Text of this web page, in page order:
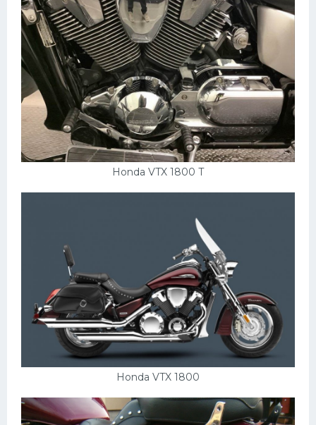
Honda VTX 1800 T
Honda VTX 1800